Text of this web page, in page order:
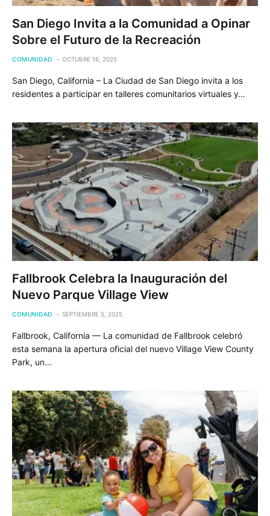
San Diego Invita a la Comunidad a Opinar
Sobre el Futuro de la Recreación
COMUNIDAD OCTUBRE 16, 2025
San Diego, California – La Ciudad de San Diego invita a los
residentes a participar en talleres comunitarios virtuales y…
Fallbrook Celebra la Inauguración del
Nuevo Parque Village View
COMUNIDAD SEPTIEMBRE 5, 2025
Fallbrook, California — La comunidad de Fallbrook celebró
esta semana la apertura oficial del nuevo Village View County
Park, un…